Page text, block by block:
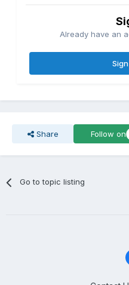
Already have an
Share Follow on
Go to topic listing